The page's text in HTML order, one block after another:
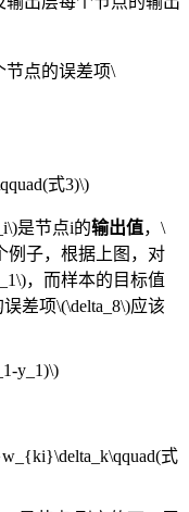
节点的误差项\
式3)\)
是节点i的输出值，\
例子，根据上图，对
，而样本的目标值
差项\(\delta_8\)应该
y_1)\)
式